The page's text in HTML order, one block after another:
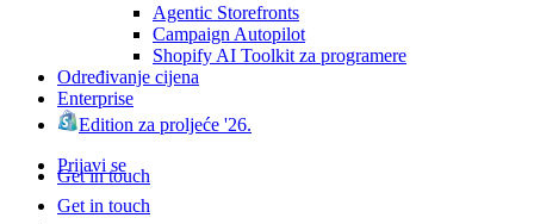
Agentic Storefronts
Campaign Autopilot
Shopify AI Toolkit za programere
Određivanje cijena
Enterprise
Edition za proljeće '26.
Prijavi se
Get in touch
Get in touch